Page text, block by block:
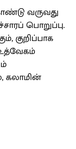
வருவது
பொறுப்பு.
குறிப்பாக
கலாமின்